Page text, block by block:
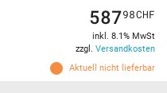
Aktuell nicht lieferbar
58798CHF
inkl. 8.1% MwSt
zzgl. Versandkosten